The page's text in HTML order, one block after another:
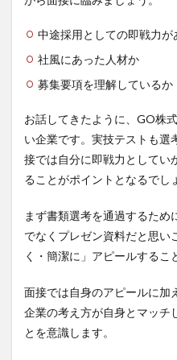
中途採用としての即戦力が
社風にあった人材か
募集要項を理解しているか
お話してきたように、GO株
い企業です。実技テストも選
接では自分に即戦力としてい
ることがポイントとなるでし
まず書類選考を通過するため
でなくプレゼン資料だと思い
く・簡潔に」アピールするこ
面接では自身のアピールに加
企業の考え方が自身とマッチ
とを意識します。